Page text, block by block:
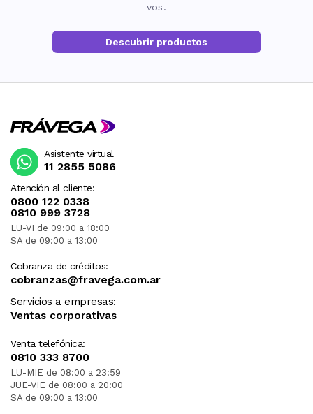
vos.
Descubrir productos
Atención al cliente:
0800 122 0338
0810 999 3728
LU-VI de 09:00 a 18:00
SA de 09:00 a 13:00
Cobranza de créditos:
cobranzas@fravega.com.ar
Servicios a empresas:
Ventas corporativas
Venta telefónica:
0810 333 8700
LU-MIE de 08:00 a 23:59
JUE-VIE de 08:00 a 20:00
SA de 09:00 a 13:00
Asistente virtual
11 2855 5086